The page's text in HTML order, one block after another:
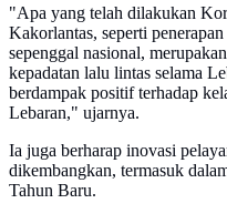
"Apa yang telah dilakukan
Kakorlantas, seperti
sepenggal nasional,
kepadatan lalu lintas selama
berdampak positif terhadap
Lebaran," ujarnya.
Ia juga berharap inovasi
dikembangkan, termasuk
Tahun Baru.